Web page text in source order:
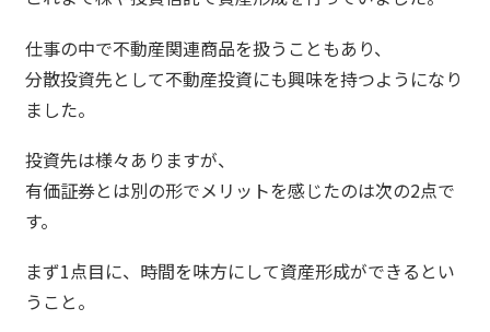
仕事の中で不動産関連商品を扱うこともあり、
分散投資先として不動産投資にも興味を持つようになり
ました。
投資先は様々ありますが、
有価証券とは別の形でメリットを感じたのは次の2点で
す。
まず1点目に、時間を味方にして資産形成ができるとい
うこと。